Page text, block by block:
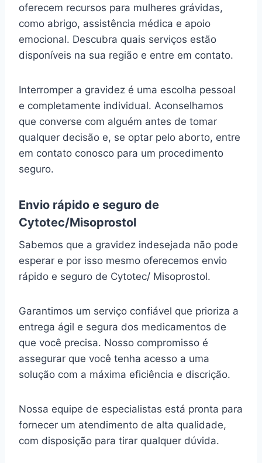
oferecem recursos para mulheres grávidas,
como abrigo, assistência médica e apoio
emocional. Descubra quais serviços estão
disponíveis na sua região e entre em contato.
Interromper a gravidez é uma escolha pessoal
e completamente individual. Aconselhamos
que converse com alguém antes de tomar
qualquer decisão e, se optar pelo aborto, entre
em contato conosco para um procedimento
seguro.
Envio rápido e seguro de
Cytotec/Misoprostol
Sabemos que a gravidez indesejada não pode
esperar e por isso mesmo oferecemos envio
rápido e seguro de Cytotec/ Misoprostol.
Garantimos um serviço confiável que prioriza a
entrega ágil e segura dos medicamentos de
que você precisa. Nosso compromisso é
assegurar que você tenha acesso a uma
solução com a máxima eficiência e discrição.
Nossa equipe de especialistas está pronta para
fornecer um atendimento de alta qualidade,
com disposição para tirar qualquer dúvida.